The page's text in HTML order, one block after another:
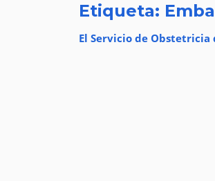
Etiqueta:
El Servicio de Obstetricia